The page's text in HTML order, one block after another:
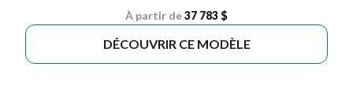
À partir de37 783 $
DÉCOUVRIR CE MODÈLE